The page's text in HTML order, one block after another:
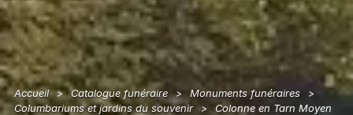
Accueil > Catalogue funéraire > Monuments funéraires >
Columbariums et jardins du souvenir >
Colonne en Tarn Moyen